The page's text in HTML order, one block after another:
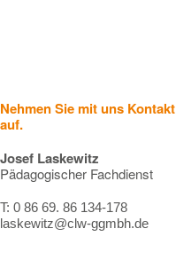
Nehmen Sie mit uns Kontakt
auf.
Josef Laskewitz
Pädagogischer Fachdienst
T: 0 86 69. 86 134-178
laskewitz@clw-ggmbh.de